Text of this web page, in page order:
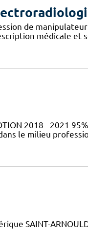
de
médicale et
2018 - 2021
le milieu
SAINT-